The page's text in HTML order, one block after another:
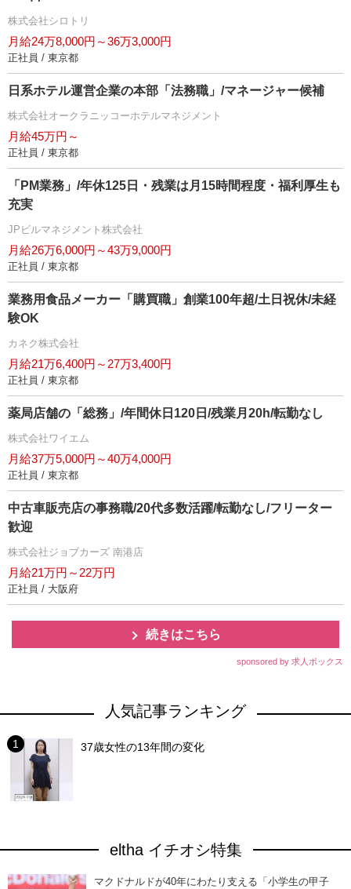
株式会社シロトリ
月給24万8,000円～36万3,000円
正社員 / 東京都
日系ホテル運営企業の本部「法務職」/マネージャー候補
株式会社オークラニッコーホテルマネジメント
月給45万円～
正社員 / 東京都
「PM業務」/年休125日・残業は月15時間程度・福利厚生も
充実
JPビルマネジメント株式会社
月給26万6,000円～43万9,000円
正社員 / 東京都
業務用食品メーカー「購買職」創業100年超/土日祝休/未経
験OK
カネク株式会社
月給21万6,400円～27万3,400円
正社員 / 東京都
薬局店舗の「総務」/年間休日120日/残業月20h/転勤なし
株式会社ワイエム
月給37万5,000円～40万4,000円
正社員 / 東京都
中古車販売店の事務職/20代多数活躍/転勤なし/フリーター
歓迎
株式会社ジョブカーズ 南港店
月給21万円～22万円
正社員 / 大阪府
続きはこちら
sponsored by 求人ボックス
人気記事ランキング
37歳女性の13年間の変化
eltha イチオシ特集
マクドナルドが40年にわたり支える「小学生の甲子